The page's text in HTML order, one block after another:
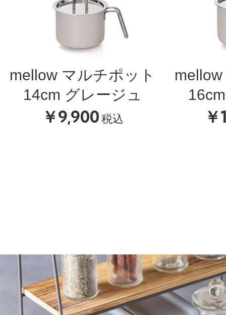
mellow マルチポット
14cm グレージュ
￥9,900 税込